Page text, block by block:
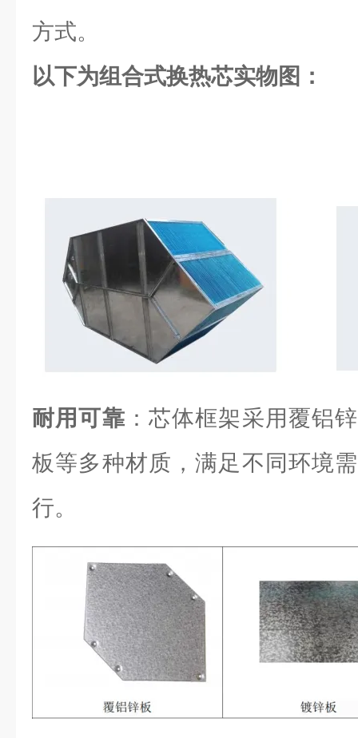
方式。
以下为组合式换热芯实物图：
耐用可靠 ：芯体框架采用覆铝
板等多种材质，满足不同环境
行。